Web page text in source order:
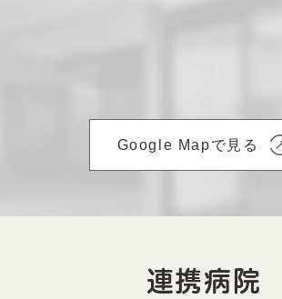
Google Mapで見る
連携病院